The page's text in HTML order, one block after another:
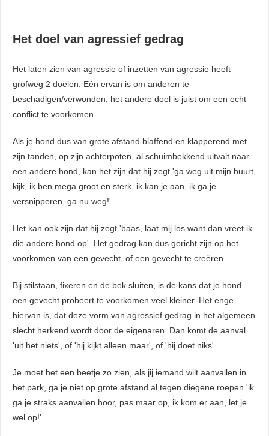
Het doel van agressief gedrag
Het laten zien van agressie of inzetten van agressie heeft
grofweg 2 doelen. Eén ervan is om anderen te
beschadigen/verwonden, het andere doel is juist om een echt
conflict te voorkomen.
Als je hond dus van grote afstand blaffend en klapperend met
zijn tanden, op zijn achterpoten, al schuimbekkend uitvalt naar
een andere hond, kan het zijn dat hij zegt 'ga weg uit mijn buurt,
kijk, ik ben mega groot en sterk, ik kan je aan, ik ga je
versnipperen, ga nu weg!'.
Het kan ook zijn dat hij zegt 'baas, laat mij los want dan vreet ik
die andere hond op'. Het gedrag kan dus gericht zijn op het
voorkomen van een gevecht, of een gevecht te creëren.
Bij stilstaan, fixeren en de bek sluiten, is de kans dat je hond
een gevecht probeert te voorkomen veel kleiner. Het enge
hiervan is, dat deze vorm van agressief gedrag in het algemeen
slecht herkend wordt door de eigenaren. Dan komt de aanval
'uit het niets', of 'hij kijkt alleen maar', of 'hij doet niks'.
Je moet het een beetje zo zien, als jij iemand wilt aanvallen in
het park, ga je niet op grote afstand al tegen diegene roepen 'ik
ga je straks aanvallen hoor, pas maar op, ik kom er aan, let je
wel op!'.